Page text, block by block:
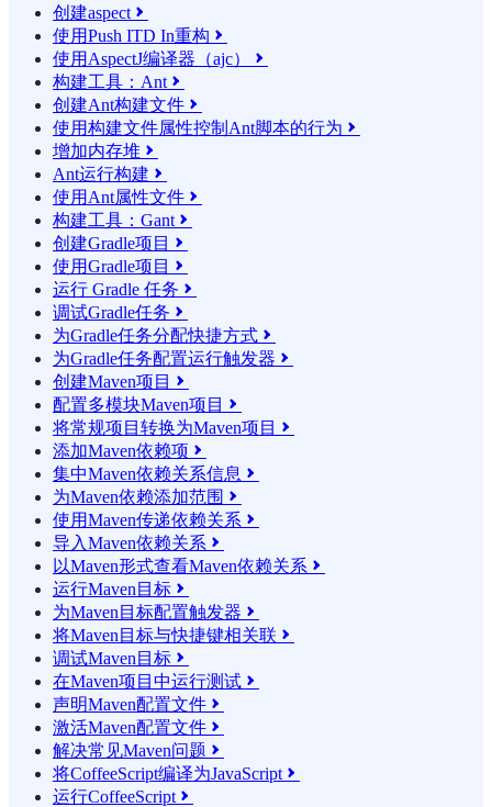
创建aspect 
使用Push ITD In重构 
使用AspectJ编译器（ajc） 
构建工具：Ant 
创建Ant构建文件 
使用构建文件属性控制Ant脚本的行为 
增加内存堆 
Ant运行构建 
使用Ant属性文件 
构建工具：Gant 
创建Gradle项目 
使用Gradle项目 
运行 Gradle 任务 
调试Gradle任务 
为Gradle任务分配快捷方式 
为Gradle任务配置运行触发器 
创建Maven项目 
配置多模块Maven项目 
将常规项目转换为Maven项目 
添加Maven依赖项 
集中Maven依赖关系信息 
为Maven依赖添加范围 
使用Maven传递依赖关系 
导入Maven依赖关系 
以Maven形式查看Maven依赖关系 
运行Maven目标 
为Maven目标配置触发器 
将Maven目标与快捷键相关联 
调试Maven目标 
在Maven项目中运行测试 
声明Maven配置文件 
激活Maven配置文件 
解决常见Maven问题 
将CoffeeScript编译为JavaScript 
运行CoffeeScript 